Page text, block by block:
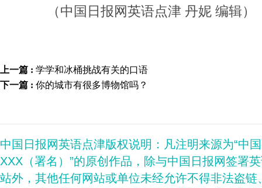
（中国日报网英语点津 丹妮 编辑）
上一篇 : 学学和冰桶挑战有关的口语
下一篇 : 你的城市有很多博物馆吗？
中国日报网英语点津版权说明：凡注明来源为“中
XXX（署名）”的原创作品，除与中国日报网签署
站外，其他任何网站或单位未经允许不得非法盗